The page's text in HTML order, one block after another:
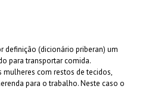
definição (dicionário priberan) um
para transportar comida.
com restos de tecidos,
para o trabalho. Neste caso o